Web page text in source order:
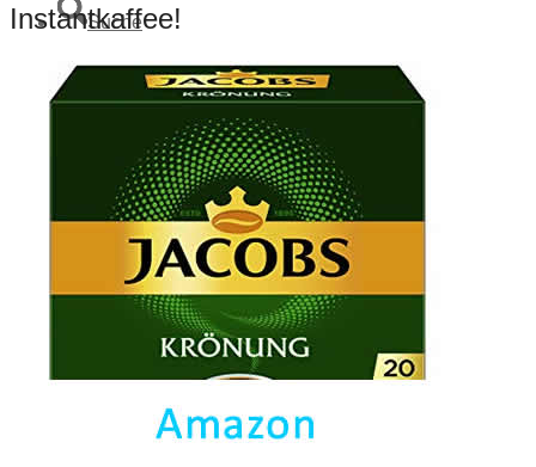
Suche
Menü Menü
Instantkaffee!